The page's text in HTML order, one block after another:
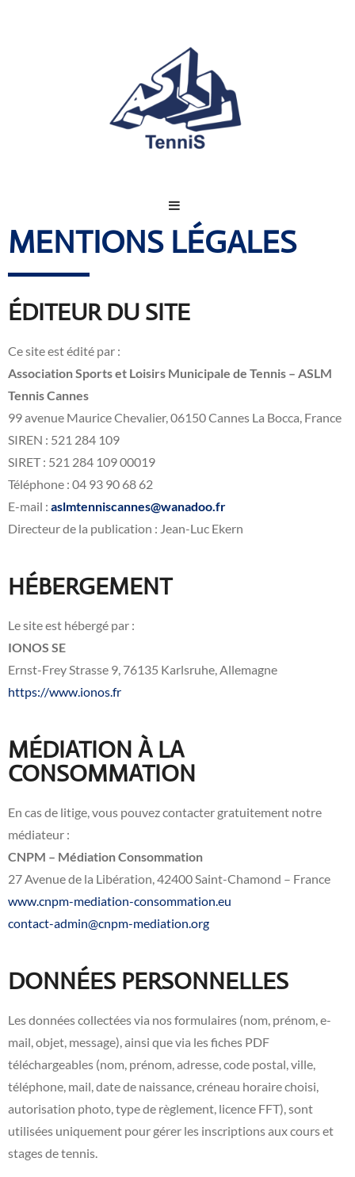
MENTIONS LÉGALES
ÉDITEUR DU SITE
Ce site est édité par :
Association Sports et Loisirs Municipale de Tennis – ASLM
Tennis Cannes
99 avenue Maurice Chevalier, 06150 Cannes La Bocca, France
SIREN : 521 284 109
SIRET : 521 284 109 00019
Téléphone : 04 93 90 68 62
E-mail : aslmtenniscannes@wanadoo.fr
Directeur de la publication : Jean-Luc Ekern
HÉBERGEMENT
Le site est hébergé par :
IONOS SE
Ernst-Frey Strasse 9, 76135 Karlsruhe, Allemagne
https://www.ionos.fr
MÉDIATION À LA
CONSOMMATION
En cas de litige, vous pouvez contacter gratuitement notre
médiateur :
CNPM – Médiation Consommation
27 Avenue de la Libération, 42400 Saint-Chamond – France
www.cnpm-mediation-consommation.eu
contact-admin@cnpm-mediation.org
DONNÉES PERSONNELLES
Les données collectées via nos formulaires (nom, prénom, e-
mail, objet, message), ainsi que via les fiches PDF
téléchargeables (nom, prénom, adresse, code postal, ville,
téléphone, mail, date de naissance, créneau horaire choisi,
autorisation photo, type de règlement, licence FFT), sont
utilisées uniquement pour gérer les inscriptions aux cours et
stages de tennis.